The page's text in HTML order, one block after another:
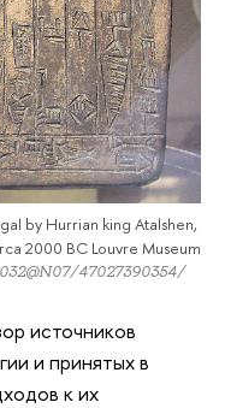
by Hurrian king Atalshen,
2000 BC Louvre Museum
47027390354/
источников
и принятых в
к их